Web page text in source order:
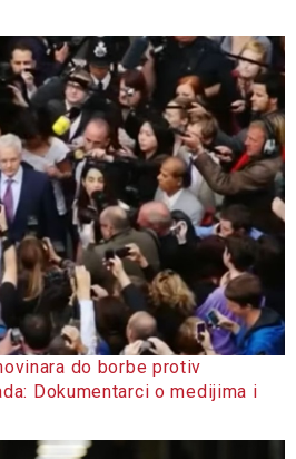
do borbe protiv
Dokumentarci o medijima i